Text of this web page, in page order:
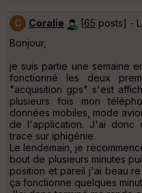
C Coralie [65 posts] -
Bonjour,
je suis partie une semaine
fonctionné les deux
"acquisition gps" s'est
plusieurs fois mon
données mobiles, mode
de l'application. J'ai donc
trace sur iphigénie.
Le lendemain, je
bout de plusieurs minutes
position et pareil j'ai beau
ça fonctionne quelques